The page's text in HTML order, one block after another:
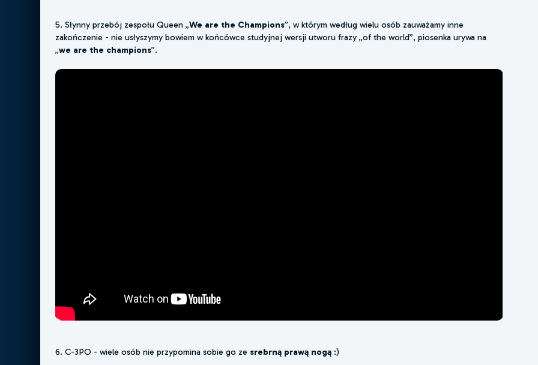
5. Słynny przebój zespołu Queen „We are the Champions”, w którym według wielu osób zauważamy inne
zakończenie - nie usłyszymy bowiem w końcówce studyjnej wersji utworu frazy „of the world”, piosenka urywa na
„we are the champions”.
6. C-3PO - wiele osób nie przypomina sobie go ze srebrną prawą nogą :)